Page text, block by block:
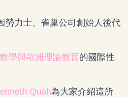
勞力士、雀巢公司創始人後代
學與歐洲理論教育的國際性
Quah為大家介紹這所